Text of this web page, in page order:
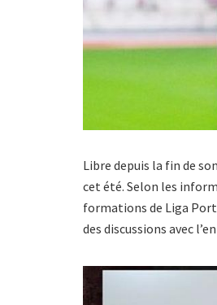
Libre depuis la fin de
cet été. Selon les
formations de Liga
des discussions avec